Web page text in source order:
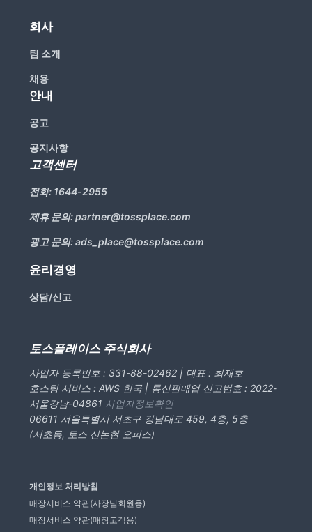
회사
팀 소개
채용
안내
공고
공지사항
고객센터
전화: 1644-2955
제휴 문의:partner@tossplace.com
광고 문의:ads_place@tossplace.com
윤리경영
상담/신고
토스플레이스 주식회사
사업자 등록번호 : 331-88-02462 | 대표 : 최재호
호스팅 서비스 : AWS 한국 | 통신판매업 신고번호 : 2022-
서울강남-04861 사업자정보확인
06611 서울특별시 서초구 강남대로 459, 4층, 5층
(서초동, 토스 신논현 오피스)
개인정보 처리방침
매장서비스 약관(사장님회원용)
매장서비스 약관(매장고객용)